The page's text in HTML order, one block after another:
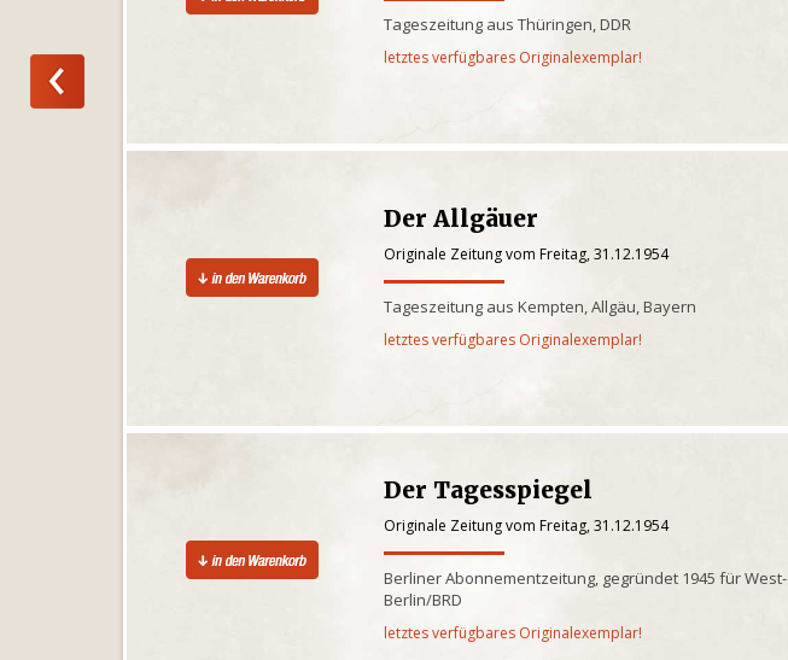
Tageszeitung aus Thüringen, DDR
letztes verfügbares Originalexemplar!
Der Allgäuer
Originale Zeitung vom Freitag, 31.12.1954
Tageszeitung aus Kempten, Allgäu, Bayern
letztes verfügbares Originalexemplar!
Der Tagesspiegel
Originale Zeitung vom Freitag, 31.12.1954
Berliner Abonnementzeitung, gegründet 1945 für West-
Berlin/BRD
letztes verfügbares Originalexemplar!